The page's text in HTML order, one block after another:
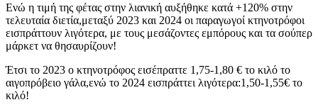
Ενώ η τιμή της φέτας στην λιανική αυξήθηκε κατά +120% στην
τελευταία διετία,μεταξύ 2023 και 2024 οι παραγωγοί κτηνοτρόφοι
εισπράττουν λιγότερα, με τους μεσάζοντες εμπόρους και τα σούπερ
μάρκετ να θησαυρίζουν!
Έτσι το 2023 ο κτηνοτρόφος εισέπραττε 1,75-1,80 € το κιλό το
αιγοπρόβειο γάλα,ενώ το 2024 εισπράττει λιγότερα:1,50-1,55€ το
κιλό!